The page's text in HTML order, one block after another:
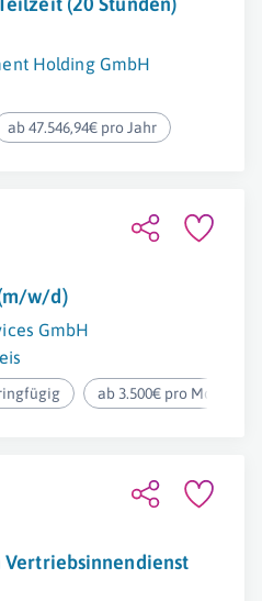
Holding GmbH
ab 47.546,94€ pro Jahr
w/d)
GmbH
ab 3.500€ pro Monat